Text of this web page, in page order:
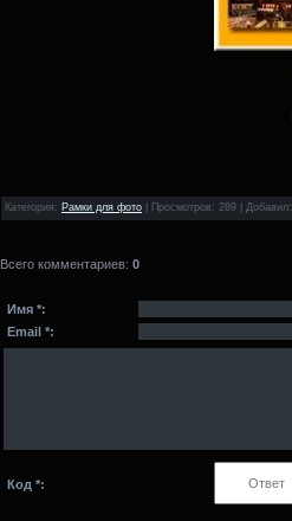
Категория : Рамки для фото Просмотров: 289 | Добавил:
Всего комментариев: 0
Имя *:
Email *:
Код *: